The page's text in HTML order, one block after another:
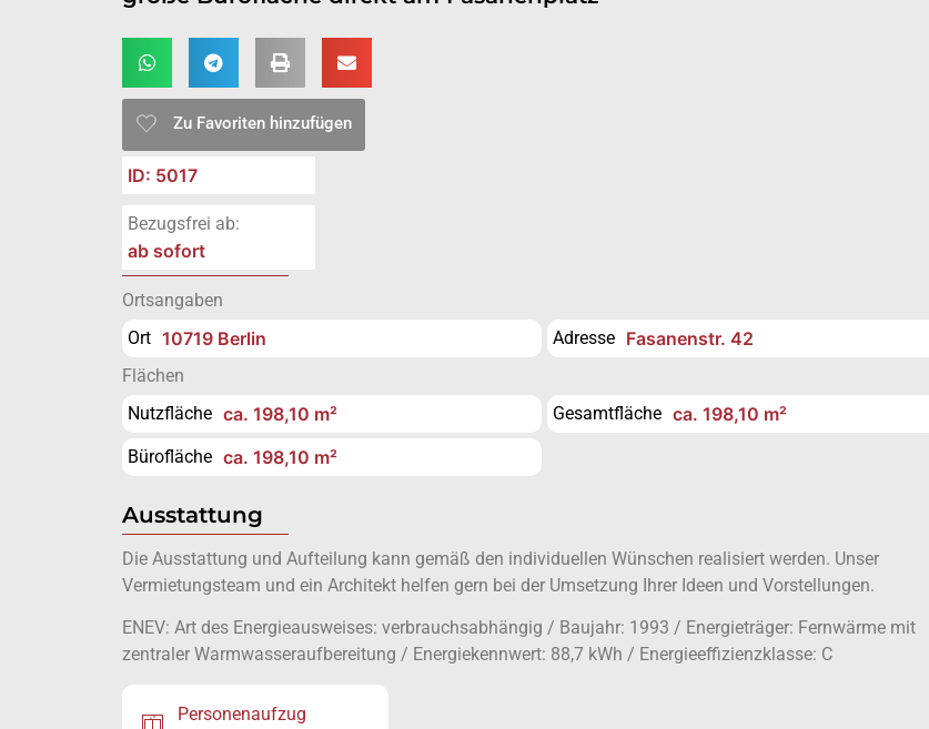
Zu Favoriten hinzufügen
ID: 5017
Bezugsfrei ab:
ab sofort
Ortsangaben
Ort 10719 Berlin Adresse Fasanenstr. 42
Flächen
Nutzfläche ca. 198,10 m² Gesamtfläche ca. 198,10 m²
Bürofläche ca. 198,10 m²
Ausstattung
Die Ausstattung und Aufteilung kann gemäß den individuellen Wünschen realisiert werden. Unser
Vermietungsteam und ein Architekt helfen gern bei der Umsetzung Ihrer Ideen und Vorstellungen.
ENEV: Art des Energieausweises: verbrauchsabhängig / Baujahr: 1993 / Energieträger: Fernwärme mit
zentraler Warmwasseraufbereitung / Energiekennwert: 88,7 kWh / Energieeffizienzklasse: C
Personenaufzug